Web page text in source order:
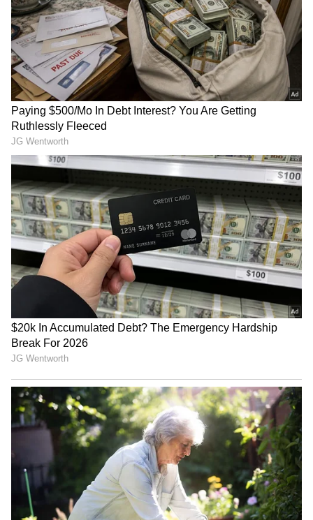
Related Articles
Vijayashanti దెబ్బకు ఉన్న కొంప కూడా పోయింది,
నాలుగేళ్లు ఇండస్ట్రీకి దూరం.. కసితో బాక్సాఫీస్ బద్దలు
Tarun To Raj Tarun: తరుణ్ నుంచి రాజ్ తరుణ్
వరకు, టాలీవుడ్ ని ఎలాల్సిన హీరోలు.. ఒక్క ఫ్లాప్ తో
అంతా పతనం
5
Image Credit : Youtube/@shreyasgroup
శిరీష్ పై దుమ్మెత్తిపోసిన నాగవంశీ
ఈ నిర్ణయాన్ని వ్యతిరేకిస్తూ నేడు బుధవారం రోజు యాక్టివ్
ప్రొడ్యూసర్స్ గిల్డ్ మీడియా సమావేశం నిర్వహించింది. ఈ
మీడియా సమావేశంలో మైత్రి రవిశంకర్, సితార నాగవంశీ,
సాహు గారపాటి లాంటి నిర్మాతలు పాల్గొన్నారు. శిరీష్ చేసిన
వ్యాఖ్యలపై నాగవంశీ, రవిశంకర్ దుమ్మెత్తిపోశారు. నాగవంశీ
మాట్లాడుతూ చాలా రోజుల తర్వాత టాలీవుడ్ నుంచి రిలీజ్
అవుతున్న భారీ చిత్రం పెద్ది. ఈ సినిమాపై మంచి బజ్ ఉంది.